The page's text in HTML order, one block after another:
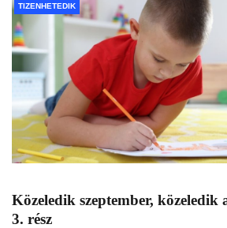
TIZENHETEDIK
Közeledik szeptember, közeledik
3. rész